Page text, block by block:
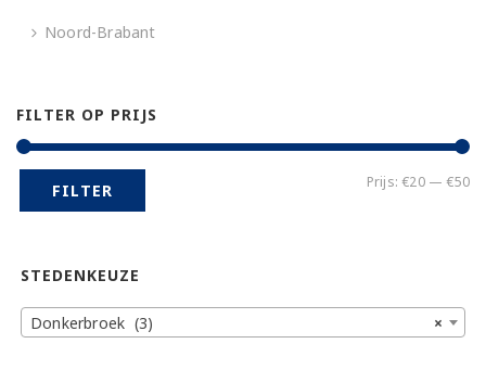
Noord-Brabant
FILTER OP PRIJS
FILTER Prijs:€20—€50
STEDENKEUZE
×
Donkerbroek (3)